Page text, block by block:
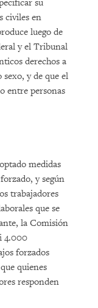
su
civiles en
luego de
y el Tribunal
derechos a
y de que el
entre personas
medidas
y según
trabajadores
que se
la Comisión
4.000
forzados
quienes
responden